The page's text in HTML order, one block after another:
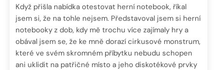
Když přišla nabídka otestovat herní notebook, říkal
jsem si, že na tohle nejsem. Představoval jsem si herní
notebooky z dob, kdy mě trochu více zajímaly hry a
obával jsem se, že ke mně dorazí cirkusové monstrum,
které ve svém skromném příbytku nebudu schopen
ani uklidit na patřičné místo a jeho diskotékové prvky